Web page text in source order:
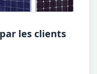
les clients